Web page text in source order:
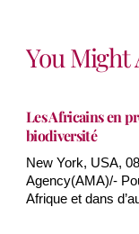
You Might
Les Africains en
biodiversité
New York, USA,
Agency(AMA)/-
Afrique et dans